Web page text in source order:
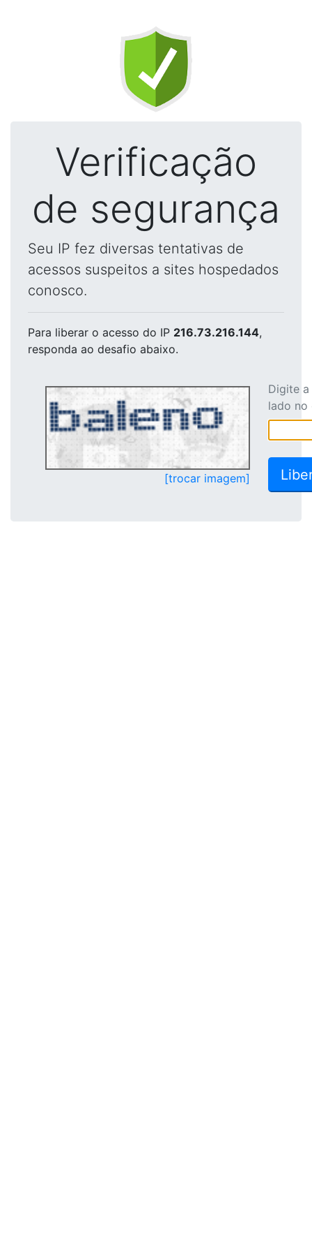
Verificação
de segurança
Seu IP fez diversas tentativas de
acessos suspeitos a sites hospedados
conosco.
Para liberar o acesso do IP 216.73.216.144,
responda ao desafio abaixo.
[trocar imagem]
Digite
lado no